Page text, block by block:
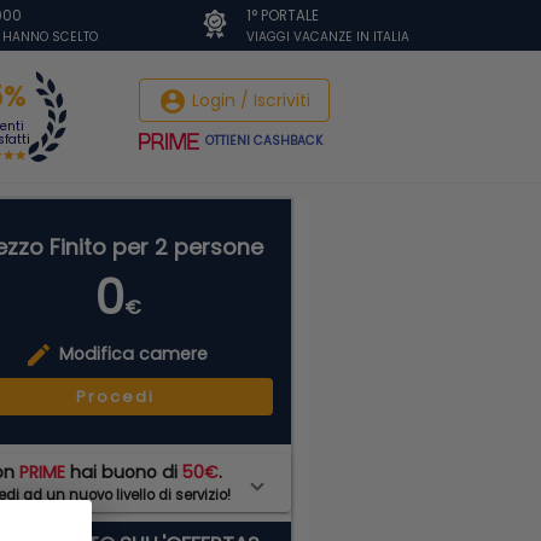
SCELTO
1° PORTALE
VIAGGI VACANZE IN ITALIA
account_circle Login / Iscriviti
OTTIENI CASHBACK
Finito per 2 persone
0€
edit Modifica camere
Procedi
PRIME hai buono di50€.
ad un nuovo livello di servizio!